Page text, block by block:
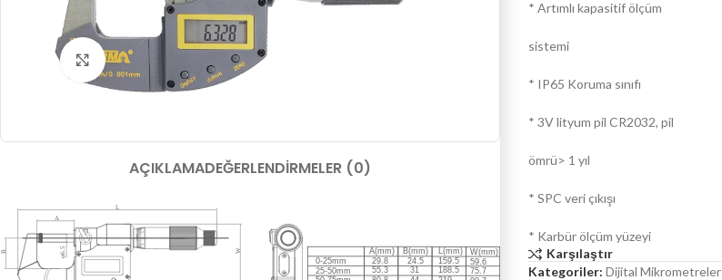
Büyütmek için tıklayın
AÇIKLAMADEĞERLENDIRMELER (0)
* Artımlı kapasitif ölçüm
sistemi
* IP65 Koruma sınıfı
* 3V lityum pil CR2032, pil
ömrü> 1 yıl
* SPC veri çıkışı
* Karbür ölçüm yüzeyi
Karşılaştır
Kategoriler: Dijital Mikrometreler